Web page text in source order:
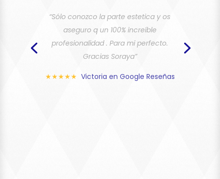
“Excelentes profesionales. Este centro
se encuentra dentro de la red de
donaciones de pelo”
Reseñas